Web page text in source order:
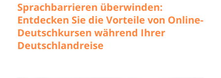
Sprachbarrieren überwinden:
Entdecken Sie die Vorteile von Online-
Deutschkursen während Ihrer
Deutschlandreise